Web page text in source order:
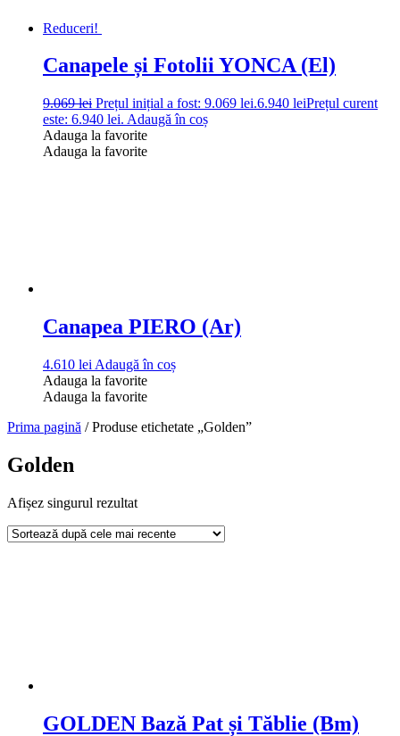
Reduceri!
Canapele și Fotolii YONCA (El)
9.069lei Prețul inițial a fost: 9.069 lei.6.940 leiPrețul curent
este: 6.940 lei. Adaugă în coș
Adauga la favorite
Adauga la favorite
Canapea PIERO (Ar)
4.610 lei Adaugă în coș
Adauga la favorite
Adauga la favorite
Prima pagină / Produse etichetate „Golden”
Golden
Afișez singurul rezultat
GOLDEN Bază Pat și Tăblie (Bm)